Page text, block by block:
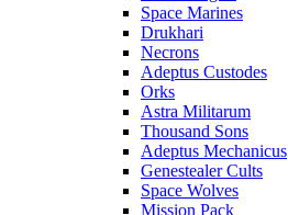
Space Marines
Drukhari
Necrons
Adeptus Custodes
Orks
Astra Militarum
Thousand Sons
Adeptus Mechanicus
Genestealer Cults
Space Wolves
Mission Pack